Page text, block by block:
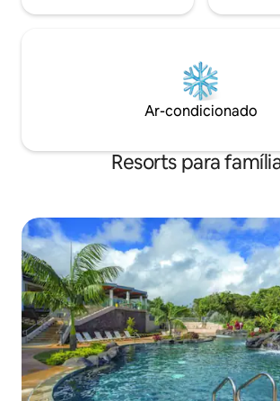
Ar-condicionado
Resorts para